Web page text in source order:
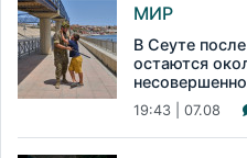
МИР
В Сеуте
остаются
19:43 | 07.08